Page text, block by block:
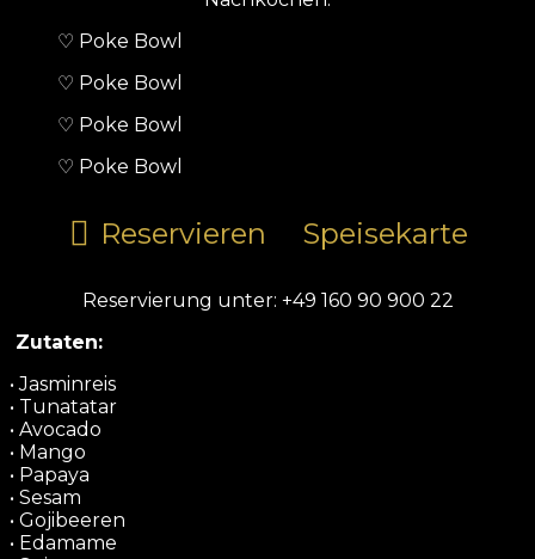
♡ Poke Bowl
♡ Poke Bowl
♡ Poke Bowl
♡ Poke Bowl
Reservieren Speisekarte
Reservierung unter: +49 160 90 900 22
Zutaten:
• Jasminreis
• Tunatatar
• Avocado
• Mango
• Papaya
• Sesam
• Gojibeeren
• Edamame